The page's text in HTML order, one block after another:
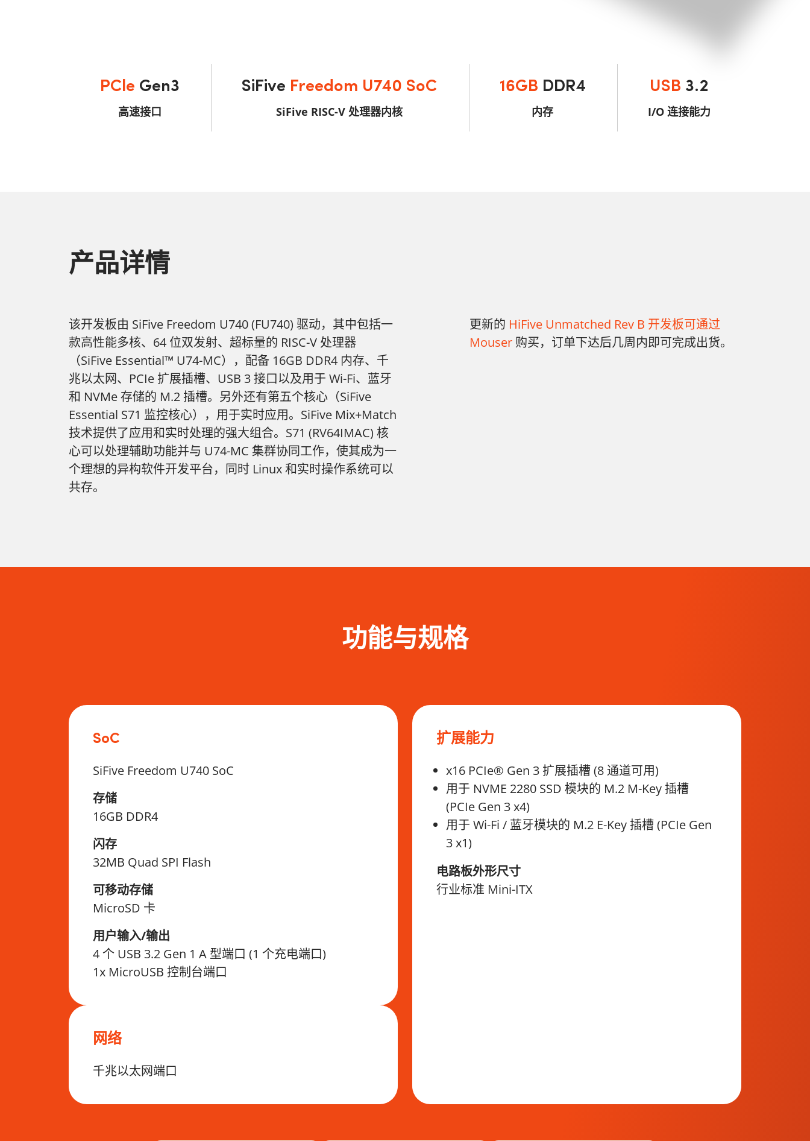
PCle Gen3
高速接口
SiFive Freedom U740 SoC
SiFive RISC-V 处理器内核
16GB DDR4
内存
USB 3.2
I/O 连接能力
产品详情
该开发板由 SiFive Freedom U740 (FU740) 驱动，其中包括一
款高性能多核、64 位双发射、超标量的 RISC-V 处理器
（SiFive Essential™ U74-MC），配备 16GB DDR4 内存、千
兆以太网、PCIe 扩展插槽、USB 3 接口以及用于 Wi-Fi、蓝牙
和 NVMe 存储的 M.2 插槽。另外还有第五个核心（SiFive
Essential S71 监控核心），用于实时应用。SiFive Mix+Match
技术提供了应用和实时处理的强大组合。S71 (RV64IMAC) 核
心可以处理辅助功能并与 U74-MC 集群协同工作，使其成为一
个理想的异构软件开发平台，同时 Linux 和实时操作系统可以
共存。
更新的 HiFive Unmatched Rev B 开发板可通过
Mouser 购买，订单下达后几周内即可完成出货。
功能与规格
SoC
SiFive Freedom U740 SoC
存储
16GB DDR4
闪存
32MB Quad SPI Flash
可移动存储
MicroSD 卡
用户输入/输出
4 个 USB 3.2 Gen 1 A 型端口 (1 个充电端口)
1x MicroUSB 控制台端口
网络
千兆以太网端口
扩展能力
x16 PCIe® Gen 3 扩展插槽 (8 通道可用)
用于 NVME 2280 SSD 模块的 M.2 M-Key 插槽
(PCIe Gen 3 x4)
用于 Wi-Fi / 蓝牙模块的 M.2 E-Key 插槽 (PCIe Gen
3 x1)
电路板外形尺寸
行业标准 Mini-ITX